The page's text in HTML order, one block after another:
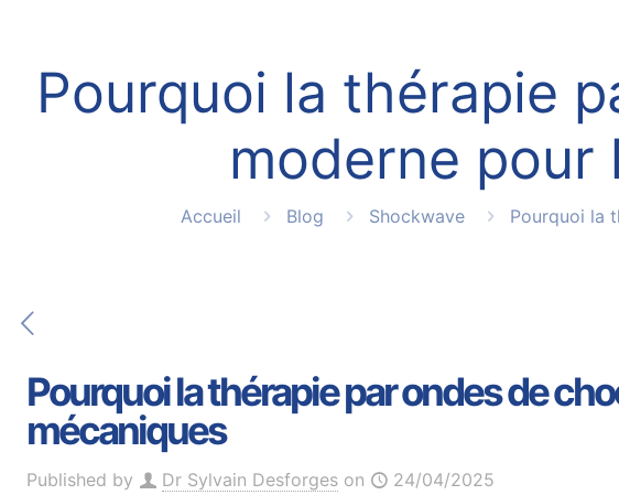
Pourquoi la thérapie
moderne pour
Accueil Blog Shockwave Pourquoi la
Pourquoi la thérapie par ondes de
mécaniques
Published by Dr Sylvain Desforges on 24/04/2025